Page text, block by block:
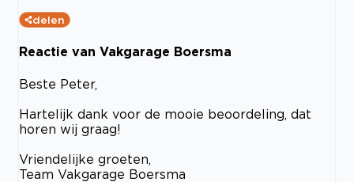
delen
Reactie van Vakgarage Boersma
Beste Peter,
Hartelijk dank voor de mooie beoordeling, dat
horen wij graag!
Vriendelijke groeten,
Team Vakgarage Boersma